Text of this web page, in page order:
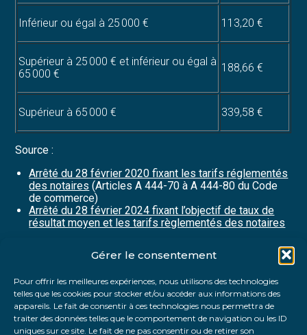
Gérer le consentement
Pour offrir les meilleures expériences, nous utilisons des technologies
telles que les cookies pour stocker et/ou accéder aux informations des
appareils. Le fait de consentir à ces technologies nous permettra de
traiter des données telles que le comportement de navigation ou les ID
uniques sur ce site. Le fait de ne pas consentir ou de retirer son
Inférieur ou égal à 25 000 € 113,20 €
Supérieur à 25 000 € et inférieur ou égal à
65 000 €
188,66 €
Supérieur à 65 000 € 339,58 €
Source :
Arrêté du 28 février 2020 fixant les tarifs réglementés
des notaires (Articles A 444-70 à A 444-80 du Code
de commerce)
Arrêté du 28 février 2024 fixant l’objectif de taux de
résultat moyen et les tarifs règlementés des notaires
FaceBook
TwitterLinkedIn